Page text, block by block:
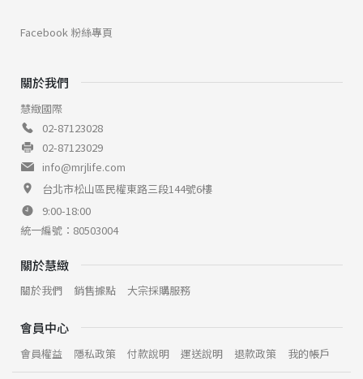
關於我們
慧緻國際
02-87123028
02-87123029
info@mrjlife.com
台北市松山區民權東路三段144號6樓
9:00-18:00
統一編號：80503004
關於慧緻
關於我們 銷售據點 大宗採購服務
會員中心
會員權益 隱私政策 付款說明 運送說明 退款政策 我的帳戶
Facebook 粉絲專頁